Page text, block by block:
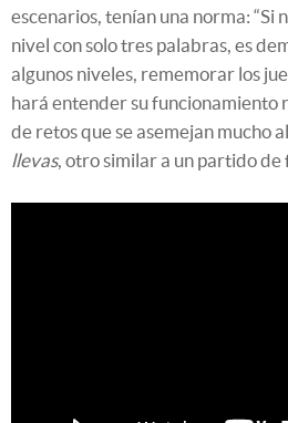
escenarios, tenían una norma: “Si
nivel con solo tres palabras, es
algunos niveles, rememorar los
hará entender su funcionamiento
de retos que se asemejan mucho al
llevas, otro similar a un partido